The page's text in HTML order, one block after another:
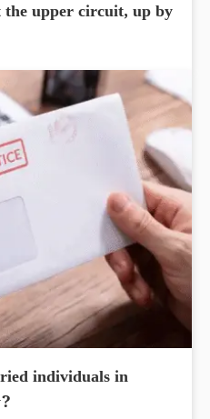
upper circuit, up by
individuals in